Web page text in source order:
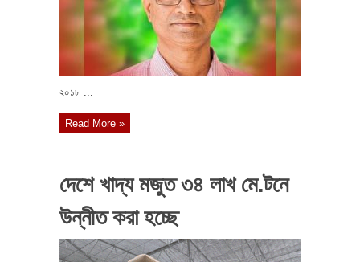
২০১৮ ...
Read More »
দেশে খাদ্য মজুত ৩৪ লাখ মে.টনে
উন্নীত করা হচ্ছে